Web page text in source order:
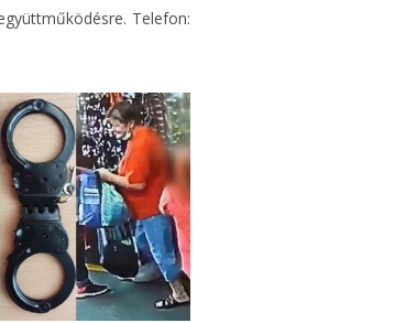
Telefon: